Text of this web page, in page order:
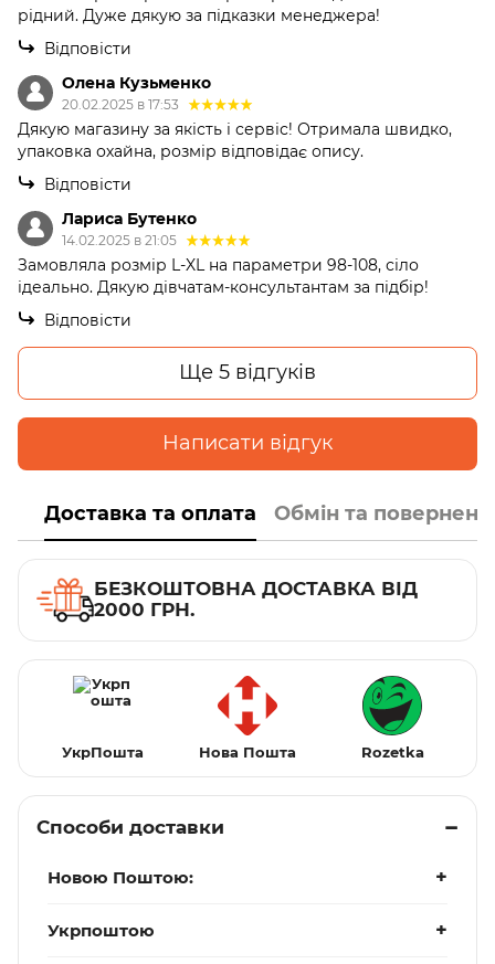
рідний. Дуже дякую за підказки менеджера!
Відповісти
Олена Кузьменко
20.02.2025 в 17:53
Дякую магазину за якість і сервіс! Отримала швидко,
упаковка охайна, розмір відповідає опису.
Відповісти
Лариса Бутенко
14.02.2025 в 21:05
Замовляла розмір L-XL на параметри 98-108, сіло
ідеально. Дякую дівчатам-консультантам за підбір!
Відповісти
Ще 5 відгуків
Написати відгук
Доставка та оплата Обмін та
БЕЗКОШТОВНА ДОСТАВКА ВІД
2000 ГРН.
УкрПошта Нова Пошта Rozetka
Способи доставки
Новою Поштою:
Укрпоштою